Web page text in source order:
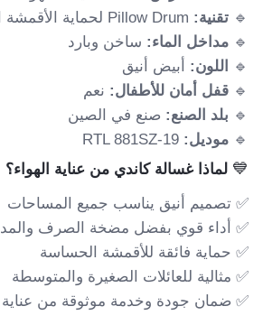
🔹 تقنية:
🔹 مداخل الماء: ساخن وبارد
🔹
اللون: أبيض أنيق
🔹 قفل أمان للأطفال: نعم
🔹 بلد الصنع: صنع في الصين
🔹 موديل:
💙 لماذا غسالة كاندي من عناية الهواء؟
✅ تصميم أنيق يناسب جميع المساحات
✅ أداء قوي بفضل مضخة الصرف
✅ حماية فائقة للأقمشة الحساسة
✅ مثالية للعائلات الصغيرة والمتوسطة
✅ ضمان جودة وخدمة موثوقة من عناية